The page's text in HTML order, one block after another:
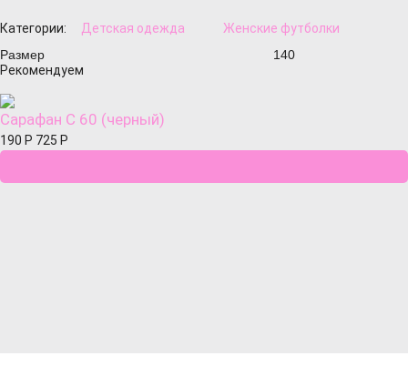
Категории: Детская одежда
Женские футболки
Размер
140
Рекомендуем
Сарафан С 60 (черный)
190 Р 725 Р